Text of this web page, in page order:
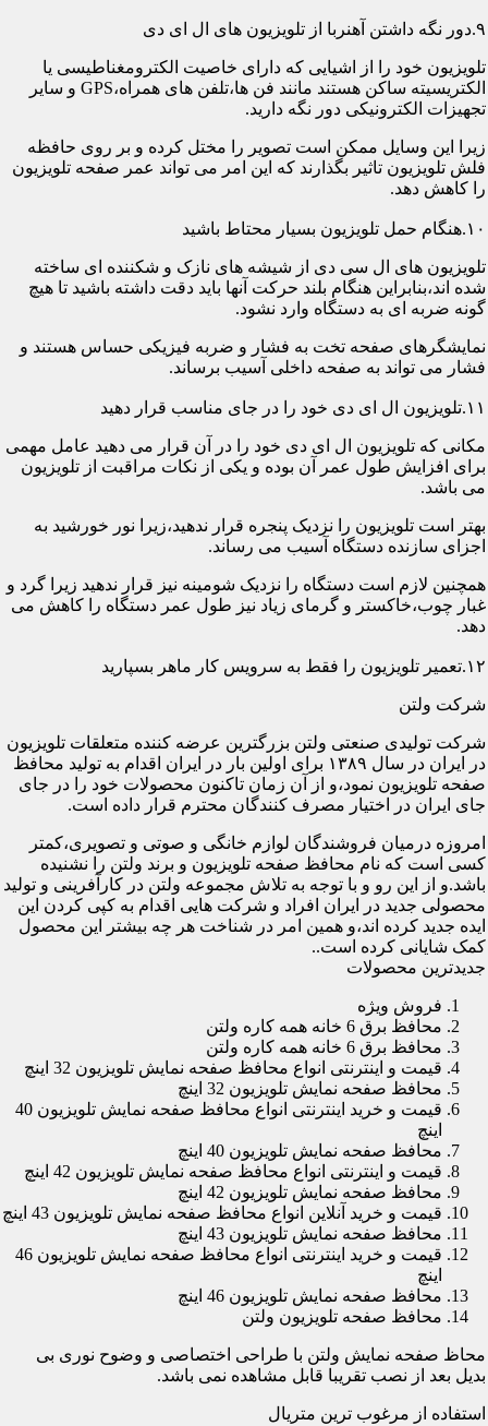
۹.دور نگه داشتن آهنربا از تلویزیون های ال ای دی
تلویزیون خود را از اشیایی که دارای خاصیت الکترومغناطیسی یا
الکتریسیته ساکن هستند مانند فن ها،تلفن های همراه،GPS و سایر
تجهیزات الکترونیکی دور نگه دارید.
زیرا این وسایل ممکن است تصویر را مختل کرده و بر روی حافظه
فلش تلویزیون تاثیر بگذارند که این امر می تواند عمر صفحه تلویزیون
را کاهش دهد.
۱۰.هنگام حمل تلویزیون بسیار محتاط باشید
تلویزیون های ال سی دی از شیشه های نازک و شکننده ای ساخته
شده اند،بنابراین هنگام بلند حرکت آنها باید دقت داشته باشید تا هیچ
گونه ضربه ای به دستگاه وارد نشود.
نمایشگرهای صفحه تخت به فشار و ضربه فیزیکی حساس هستند و
فشار می تواند به صفحه داخلی آسیب برساند.
۱۱.تلویزیون ال ای دی خود را در جای مناسب قرار دهید
مکانی که تلویزیون ال ای دی خود را در آن قرار می دهید عامل مهمی
برای افزایش طول عمر آن بوده و یکی از نکات مراقبت از تلویزیون
می باشد.
بهتر است تلویزیون را نزدیک پنجره قرار ندهید،زیرا نور خورشید به
اجزای سازنده دستگاه آسیب می رساند.
همچنین لازم است دستگاه را نزدیک شومینه نیز قرار ندهید زیرا گرد و
غبار چوب،خاکستر و گرمای زیاد نیز طول عمر دستگاه را کاهش می
دهد.
۱۲.تعمیر تلویزیون را فقط به سرویس کار ماهر بسپارید
شرکت ولتن
شرکت تولیدی صنعتی ولتن بزرگترین عرضه کننده متعلقات تلویزیون
در ایران در سال ۱۳۸۹ برای اولین بار در ایران اقدام به تولید محافظ
صفحه تلویزیون نمود،و از آن زمان تاکنون محصولات خود را در جای
جای ایران در اختیار مصرف کنندگان محترم قرار داده است.
امروزه درمیان فروشندگان لوازم خانگی و صوتی و تصویری،کمتر
کسی است که نام محافظ صفحه تلویزیون و برند ولتن را نشنیده
باشد.و از این رو و با توجه به تلاش مجموعه ولتن در کارآفرینی و تولید
محصولی جدید در ایران افراد و شرکت هایی اقدام به کپی کردن این
ایده جدید کرده اند،و همین امر در شناخت هر چه بیشتر این محصول
کمک شایانی کرده است..
جدیدترین محصولات
فروش ویژه
محافظ برق 6 خانه همه کاره ولتن
محافظ برق 6 خانه همه کاره ولتن
قیمت و اینترنتی انواع محافظ صفحه نمایش تلویزیون 32 اینچ
محافظ صفحه نمایش تلویزیون 32 اینچ
قیمت و خرید اینترنتی انواع محافظ صفحه نمایش تلویزیون 40
اینچ
محافظ صفحه نمایش تلویزیون 40 اینچ
قیمت و اینترنتی انواع محافظ صفحه نمایش تلویزیون 42 اینچ
محافظ صفحه نمایش تلویزیون 42 اینچ
قیمت و خرید آنلاین انواع محافظ صفحه نمایش تلویزیون 43 اینچ
محافظ صفحه نمایش تلویزیون 43 اینچ
قیمت و خرید اینترنتی انواع محافظ صفحه نمایش تلویزیون 46
اینچ
محافظ صفحه نمایش تلویزیون 46 اینچ
محافظ صفحه تلویزیون ولتن
محاظ صفحه نمایش ولتن با طراحی اختصاصی و وضوح نوری بی
بدیل بعد از نصب تقریبا قابل مشاهده نمی باشد.
استفاده از مرغوب ترین متریال